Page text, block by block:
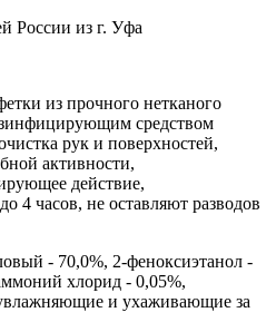
России из г. Уфа
из прочного нетканого
средством
рук и поверхностей,
активности,
действие,
4 часов, не оставляют разводов
- 70,0%, 2-феноксиэтанол -
хлорид - 0,05%,
и ухаживающие за